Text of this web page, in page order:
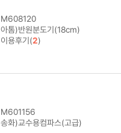
M608120
아톰)반원분도기(18cm)
이용후기(2)
M601156
송화)교수용컴파스(고급)